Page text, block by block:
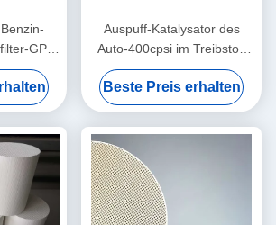
GPF
des
P.M.
Auspuff-Katalysator des
Auto-400cpsi im Treibstoff
Gpf-Filter-
Regenerationspassiven
Beste Preis erhalten